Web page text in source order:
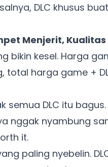
DLC khusus
Menjerit,
bikin kesel. Harga
total harga game +
semua DLC itu
nggak nyambung
it.
paling nyebelin.
Ada Website
Khusus untuk kamu yang mau